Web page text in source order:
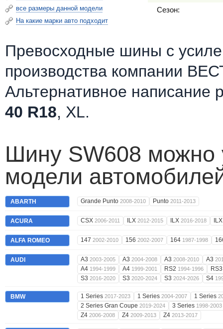
все размеры данной модели
На какие марки авто подходит
Сезон:
Превосходные шины c
производства компании
Альтернативное написание
40 R18, XL.
Шину SW608 можно
модели
ABARTH Grande Punto 2008-2010 Punto 2011-2013
ACURA CSX 2006-2011 ILX 2012-2015 ILX 2016-2018
ALFA ROMEO 147 2002-2010 156 2002-2007 164 1987-1998
AUDI A3 2003-2005 A3 2004-2008 A3 2008-2010 A3
A4 1994-1999 A4 1999-2001 RS2 1994-1996
S3 2016-2020 S3 2020-2024 S3 2024-2026 S4
BMW 1 Series 2017-2023 1 Series 2004-2007 1 Series
2 Series Gran Coupe 2019-2024 3 Series 1998-2003
Z4 2006-2008 Z4 2009-2013 Z4 2013-2017